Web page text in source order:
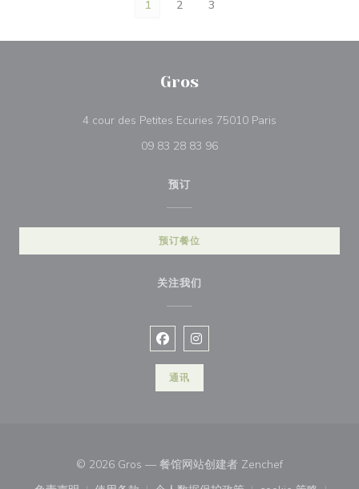
1 2 3
Gros
4 cour des Petites Ecuries 75010 Paris
09 83 28 83 96
预订
预订餐位
关注我们
Facebook ((在新窗口中打开))
Instagram ((在新窗口中打开))
通讯
© 2026 Gros — 餐馆网站创建者 Zenchef((在新窗口中打